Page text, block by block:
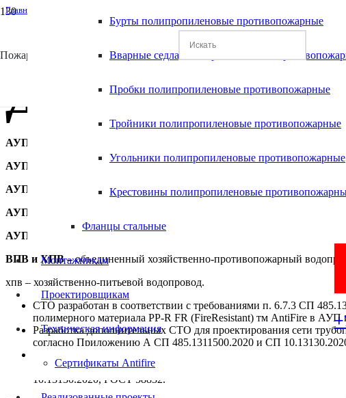
Пожаростойкие полимерные системы
Бурты полипропиленовые противопожарные
Вварные седла полипропиленовые
Пробки полипропиленовые противопожарные
Тройники полипропиленовые противопожарные
Угольники полипропиленовые противопожарные
Крестовины полипропиленовые
Фланцы стальные
Монтажникам
Проектировщикам
Техническая информация
Сертификаты Antifire
Главная
/
Дренчерные установки пожаротушения
Дренчерные
АУП-Д –
АУП-ПП –
установки пожаротушения автоматические с
АУП-СД –
установки пожаротушения автоматические спринклерно-
АУП-СвД
АУП-СвозД –
установки пожаротушения автоматические
ВПВ и ХПВ –объединенный хозяйственно-противопожарный
хпв – хозяйственно-питьевой водопровод.
СТО разработан в соответствии с требованиями п. 6.7.3 СП
полимерного материала PP-R FR (FireResistant) тм AntiFire в
Разработка дополнительных СТО для проектирования сети
согласно Приложению А СП 485.1311500.2020 и СП
Применение труб и фитингов из композитного полимерного
и производствах, относящихся к 1, 2, 3, 4.1, 5 и 6 группе
10.13130.2020, ГОСТ 58832.